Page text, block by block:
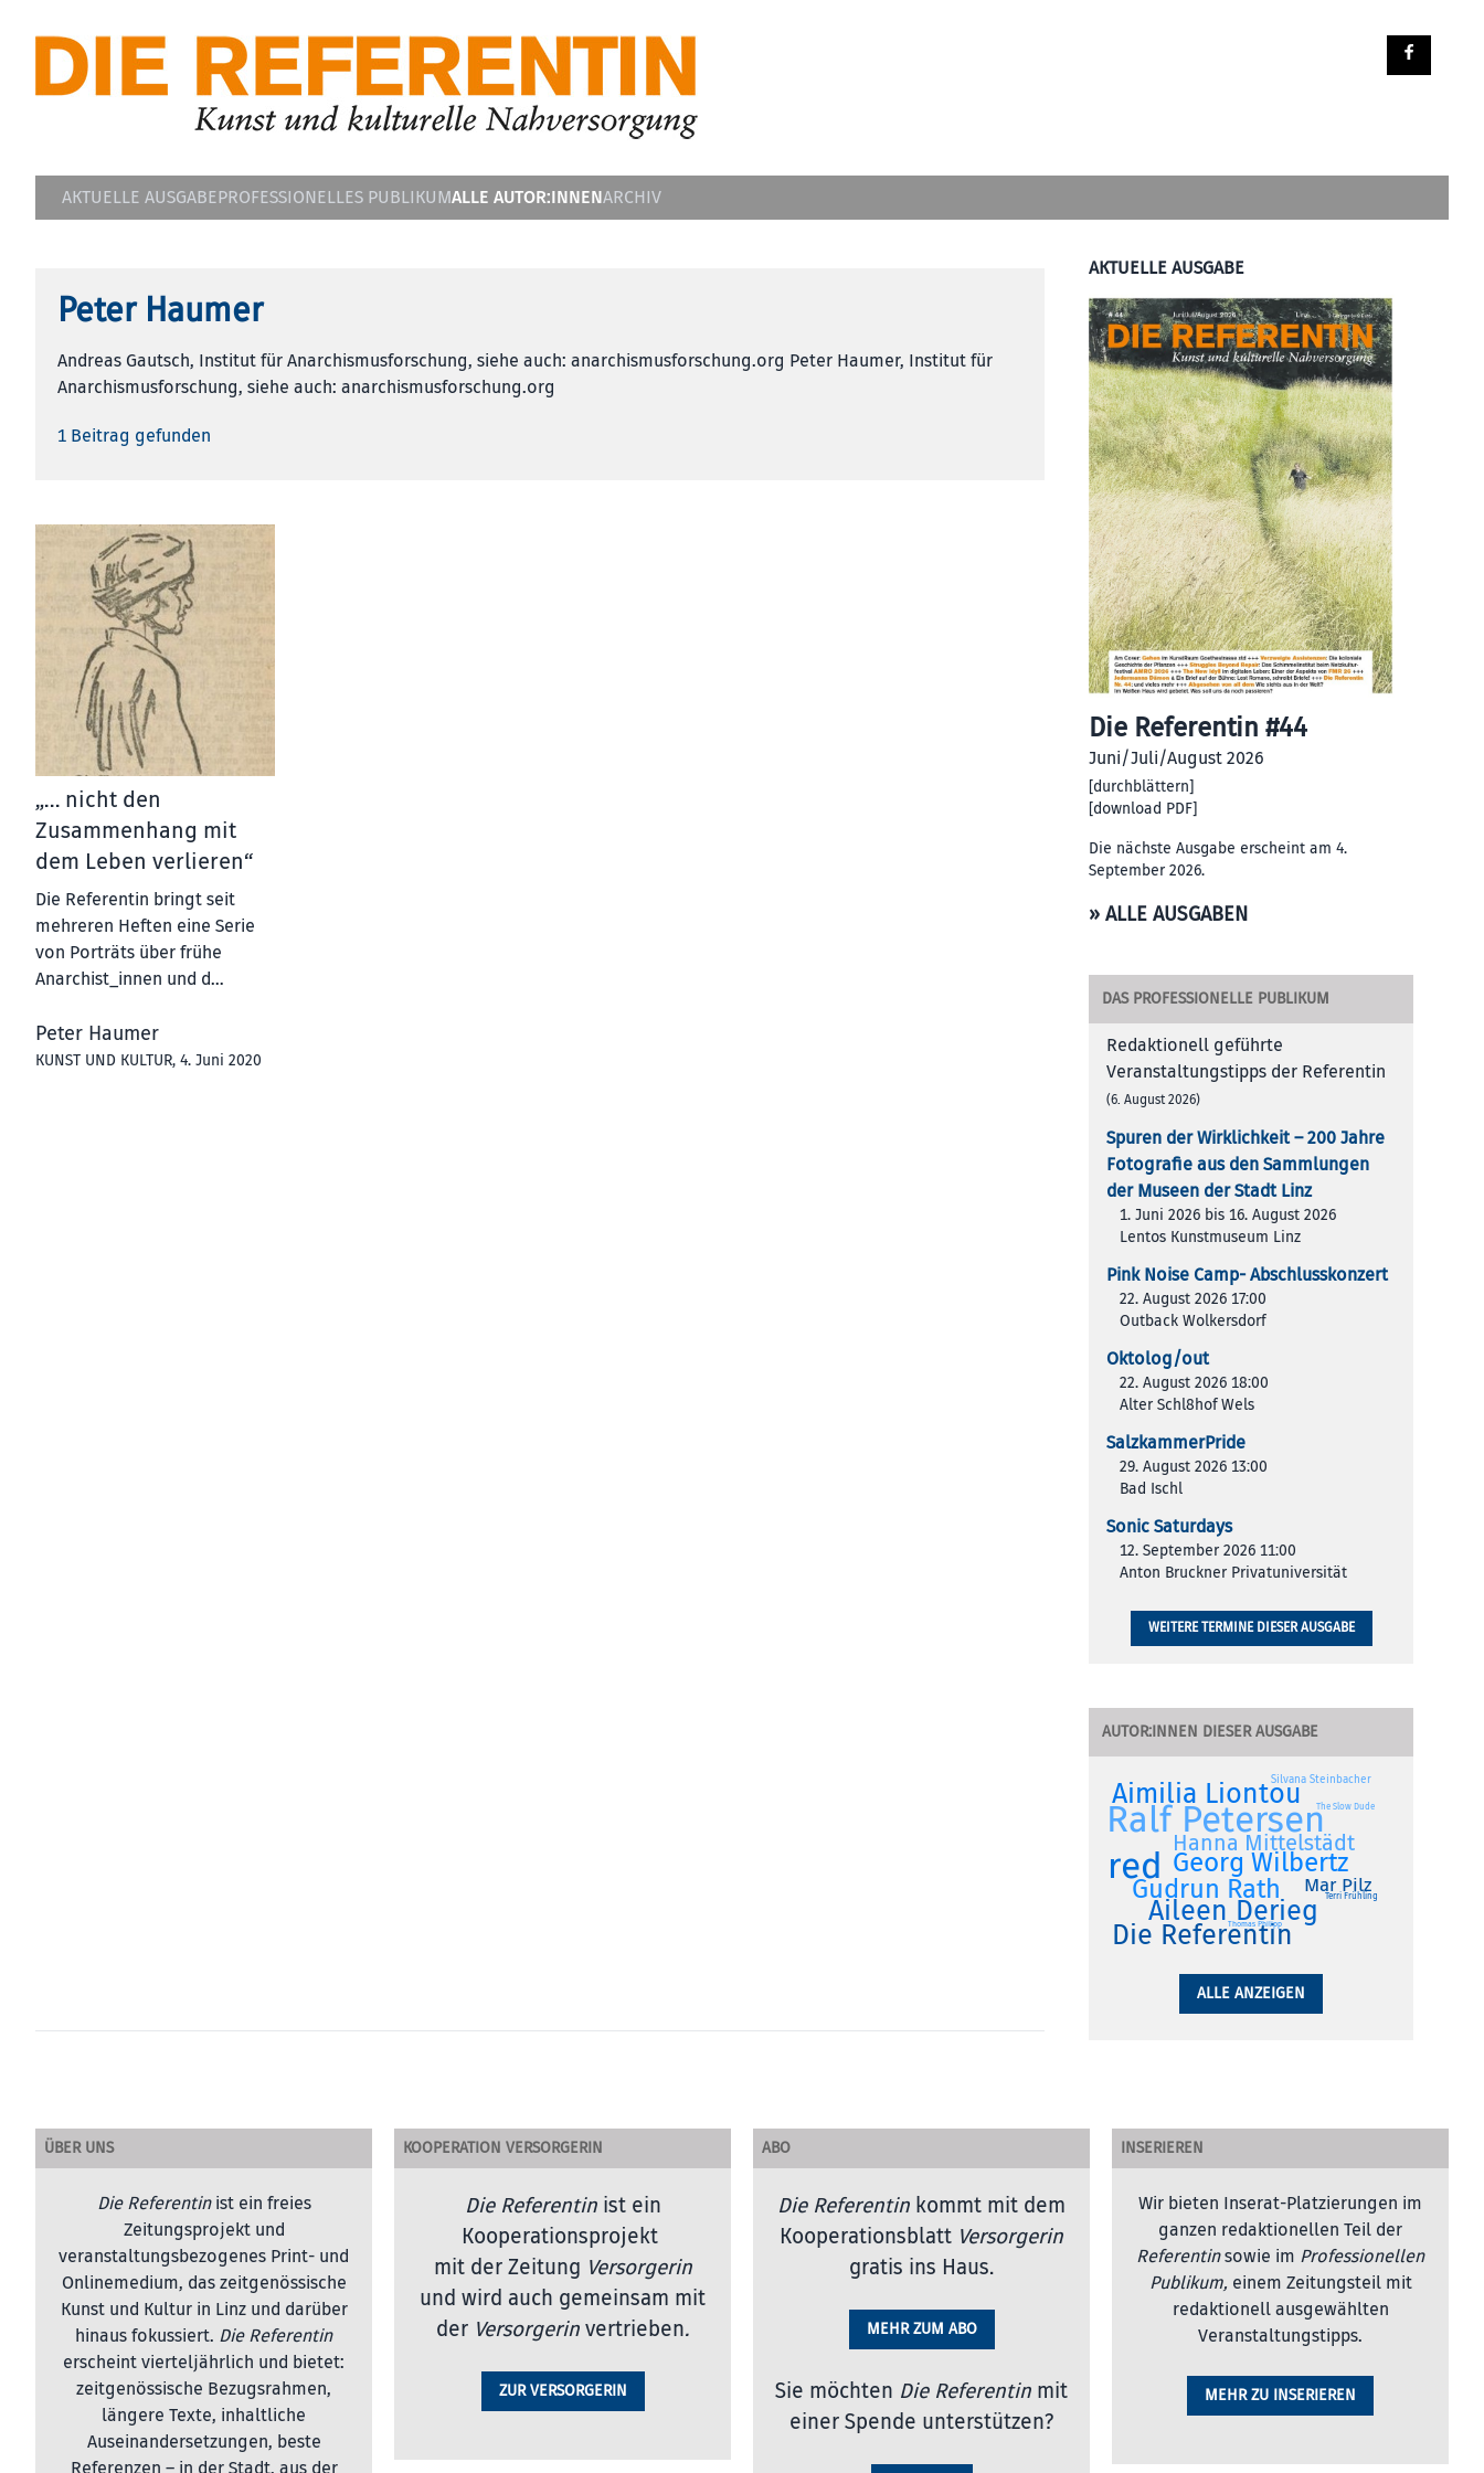
AKTUELLE AUSGABEPROFESSIONELLES PUBLIKUMALLE AUTOR:INNENARCHIV
Peter Haumer
Andreas Gautsch, Institut für Anarchismus­forschung, siehe auch: anarchismusforschung.org Peter Haumer, Institut für
Anarchismus­forschung, siehe auch: anarchismusforschung.org
1 Beitrag gefunden
„… nicht den
Zusammenhang mit
dem Leben verlieren“
Die Referentin bringt seit
mehreren Heften eine Serie
von Porträts über frühe
Anarchist_innen und d…
Peter Haumer
KUNST UND KULTUR, 4. Juni 2020
AKTUELLE AUSGABE
Die Referentin #44
Juni/Juli/August 2026
[durchblättern]
[download PDF]
Die nächste Ausgabe erscheint am 4.
September 2026.
» ALLE AUSGABEN
DAS PROFESSIONELLE PUBLIKUM
Redaktionell geführte
Veranstaltungstipps der Referentin
(6. August 2026)
Spuren der Wirklichkeit – 200 Jah­re
Foto­gra­fie aus den Samm­lun­gen
der Muse­en der Stadt Linz
1. Juni 2026 bis 16. August 2026
Lentos Kunstmuseum Linz
Pink Noise Camp- Abschlusskonzert
22. August 2026 17:00
Outback Wolkersdorf
Oktolog/out
22. August 2026 18:00
Alter Schl8hof Wels
SalzkammerPride
29. August 2026 13:00
Bad Ischl
Sonic Saturdays
12. September 2026 11:00
Anton Bruckner Privatuniversität
WEITERE TERMINE DIESER AUSGABE
AUTOR:INNEN DIESER AUSGABE
Ralf Petersen
red
Aileen Derieg
Aimilia Liontou
Die Referentin
Georg Wilbertz
Gudrun Rath
Hanna Mittelstädt
Mar Pilz
Silvana Steinbacher
Terri Frühling
The Slow Dude
Thomas Philipp
ALLE ANZEIGEN
ÜBER UNS
Die Referentinist ein freies
Zeitungsprojekt und
veranstaltungsbezogenes Print- und
Onlinemedium, das zeitgenössische
Kunst und Kultur in Linz und darüber
hinaus fokussiert. Die Referentin
erscheint vierteljährlich und bietet:
zeitgenössische Bezugsrahmen,
längere Texte, inhaltliche
Auseinandersetzungen, beste
Referenzen – in der Stadt, aus der
KOOPERATION VERSORGERIN
Die Referentinist ein
Kooperationsprojekt
mit der Zeitung Versorgerin
und wird auch gemeinsam mit
der Versorgerin vertrieben.
ZUR VERSORGERIN
ABO
Die Referentin kommt mit dem
Kooperationsblatt Versorgerin
gratis ins Haus.
MEHR ZUM ABO
Sie möchten Die Referentin mit
einer Spende unterstützen?
INSERIEREN
Wir bieten Inserat-Platzierungen im
ganzen redaktionellen Teil der
Referentinsowie im Professionellen
Publikum, einem Zeitungsteil mit
redaktionell ausgewählten
Veranstaltungstipps.
MEHR ZU INSERIEREN